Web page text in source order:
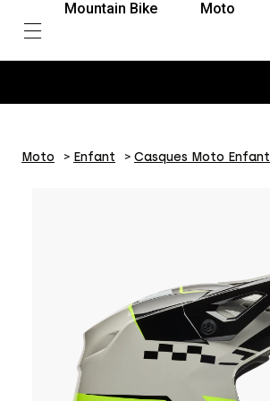
Mountain Bike Moto
Moto Enfant Casques Moto Enfant